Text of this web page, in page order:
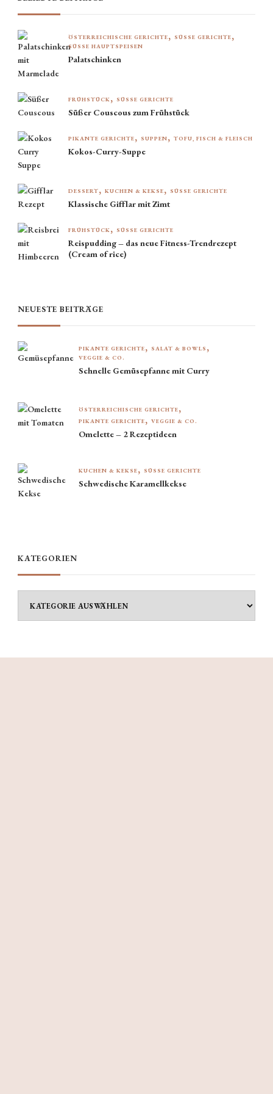
ÖSTERREICHISCHE GERICHTE
SÜSSE GERICHTE
SÜSSE HAUPTSPEISEN
Palatschinken
FRÜHSTÜCK SÜSSE GERICHTE
Süßer Couscous zum Frühstück
PIKANTE GERICHTE SUPPEN TOFU, FISCH & FLEISCH
Kokos-Curry-Suppe
DESSERT KUCHEN & KEKSE SÜSSE GERICHTE
Klassische Gifflar mit Zimt
FRÜHSTÜCK SÜSSE GERICHTE
Reispudding – das neue Fitness-Trendrezept
(Cream of rice)
NEUESTE BEITRÄGE
PIKANTE GERICHTE
SALAT & BOWLS
VEGGIE & CO.
Schnelle Gemüsepfanne mit Curry
ÖSTERREICHISCHE GERICHTE
PIKANTE GERICHTE
VEGGIE & CO.
Omelette – 2 Rezeptideen
KUCHEN & KEKSE SÜSSE GERICHTE
Schwedische Karamellkekse
KATEGORIEN